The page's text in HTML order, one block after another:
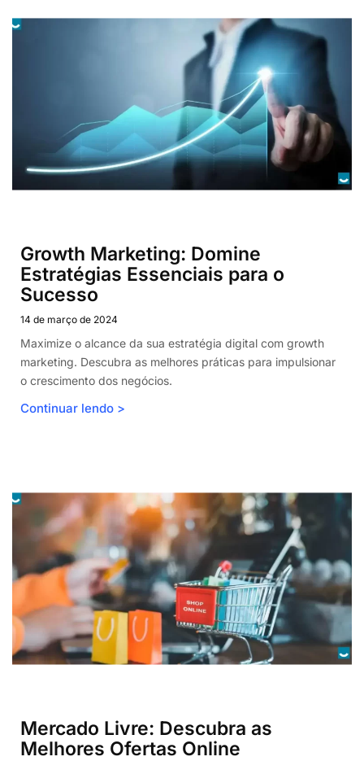
Gerenciar o consentimento
Para fornecer as melhores experiências, usamos tecnologias como
cookies para armazenar e/ou acessar informações do dispositivo. O
consentimento para essas tecnologias nos permitirá processar dados
como comportamento de navegação ou IDs exclusivos neste site. Não
consentir ou retirar o consentimento pode afetar negativamente certos
Ver preferências
Política de CookiesPagina Politicas
Growth Marketing: Domine
Estratégias Essenciais para o
Sucesso
14 de março de 2024
Maximize o alcance da sua estratégia digital com growth
marketing. Descubra as melhores práticas para impulsionar
o crescimento dos negócios.
Continuar lendo >
Mercado Livre: Descubra as
Melhores Ofertas Online